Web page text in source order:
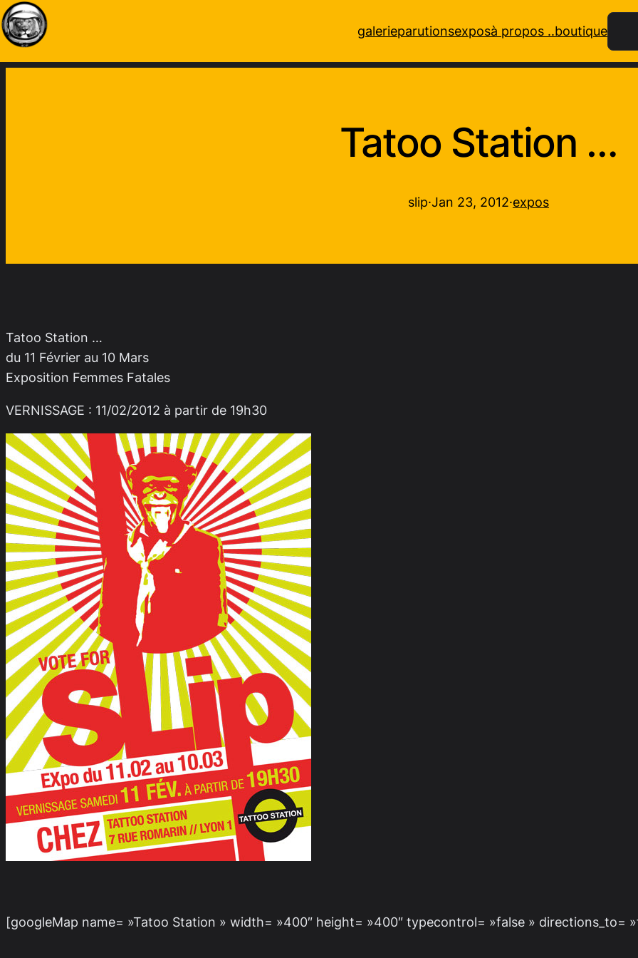
galerieparutionsexposà propos ..boutique
Tatoo Station …
slip·Jan 23, 2012·expos
Tatoo Station …
du 11 Février au 10 Mars
Exposition Femmes Fatales
VERNISSAGE : 11/02/2012 à partir de 19h30
[googleMap name= »Tatoo Station » width= »400″ height= »400″ typecontrol= »false » directions_to=